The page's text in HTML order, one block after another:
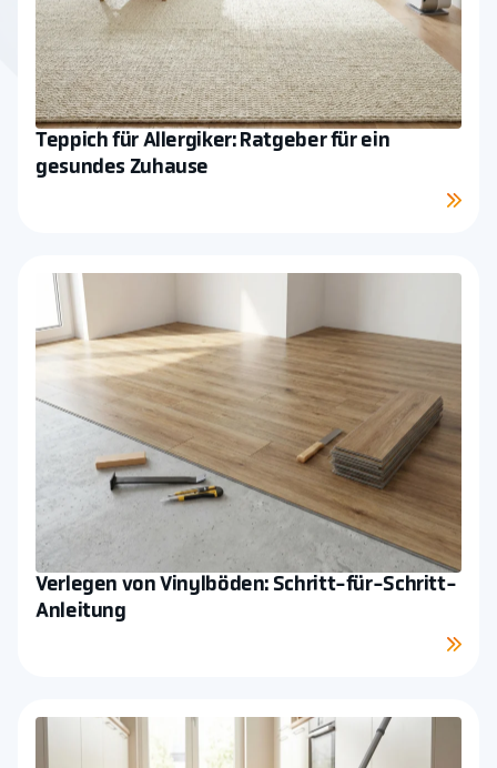
Teppich für Allergiker: Ratgeber für ein
gesundes Zuhause
Mehr sehen
Verlegen von Vinylböden: Schritt-für-Schritt-
Anleitung
Mehr sehen